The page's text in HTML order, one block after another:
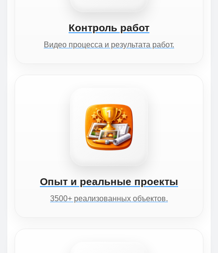
Контроль работ
Видео процесса и результата работ.
Опыт и реальные проекты
3500+ реализованных объектов.